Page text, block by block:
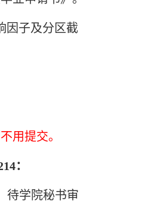
因子及分区截
用提交。
：
待学院秘书审